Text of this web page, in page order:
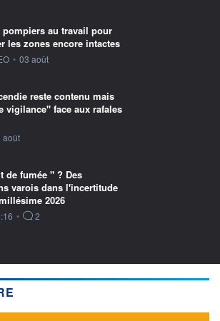
pompiers au travail pour
les zones encore intactes
fournie par
• 03 août
reste contenu mais
vigilance" face aux rafales
fournie par
août
de fumée " ? Des
varois dans l'incertitude
2026
fournie par
• 2